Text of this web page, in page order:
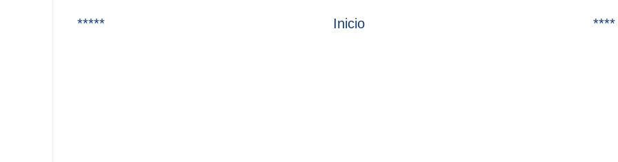
***** ****
Inicio